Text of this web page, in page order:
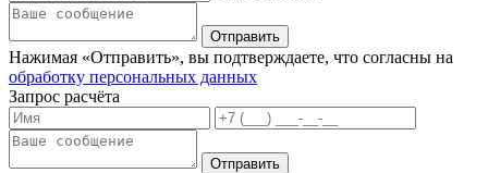
Нажимая «Отправить», вы подтверждаете, что согласны на
обработку персональных данных
Запрос расчёта